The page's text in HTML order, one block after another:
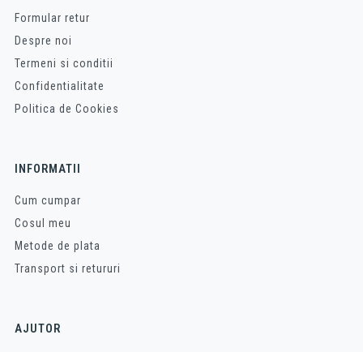
Formular retur
Despre noi
Termeni si conditii
Confidentialitate
Politica de Cookies
INFORMATII
Cum cumpar
Cosul meu
Metode de plata
Transport si retururi
AJUTOR